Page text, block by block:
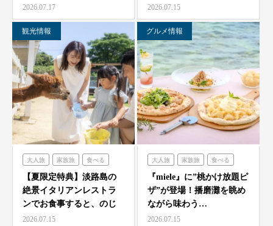
ガイド
2026.07.17 2026.07.15
観光情報
大人旅 家族旅 食べる
体験する のじまスコーラ
【夏限定特典】淡路島の
絶景イタリアンレストラ
ンでお食事すると、のじ
ま動物園の入場券をプレ
2026.07.15
グルメ情報
大人旅 家族旅 食べる
体験する ミエレ
『miele』に”桃かけ放題ピ
ザ”が登場！播磨灘を眺め
ながら味わう…
2026.07.15